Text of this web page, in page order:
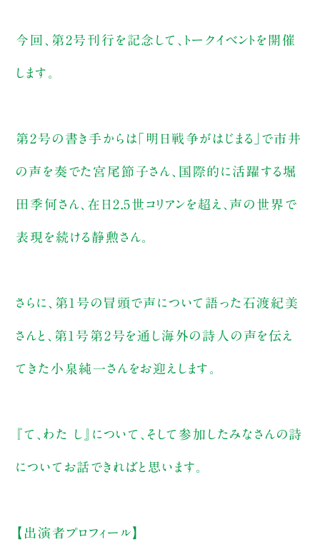
今回、第2号刊行を記念して、トークイベントを開催
します。
第2号の書き手からは｢明日戦争がはじまる｣で市井
の声を奏でた宮尾節子さん、国際的に活躍する堀
田季何さん、在日2.5世コリアンを超え、声の世界で
表現を続ける静勲さん。
さらに、第1号の冒頭で声について語った石渡紀美
さんと、第1号第2号を通し海外の詩人の声を伝え
てきた小泉純一さんをお迎えします。
『て、わた し』について、そして参加したみなさんの詩
についてお話できればと思います。
【出演者プロフィール】